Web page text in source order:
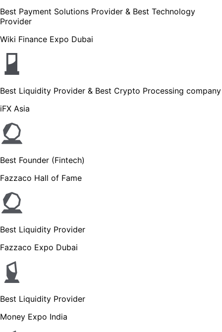
Best Payment Solutions Provider & Best Technology
Provider
Wiki Finance Expo Dubai
Best Liquidity Provider & Best Crypto Processing company
iFX Asia
Best Founder (Fintech)
Fazzaco Hall of Fame
Best Liquidity Provider
Fazzaco Expo Dubai
Best Liquidity Provider
Money Expo India